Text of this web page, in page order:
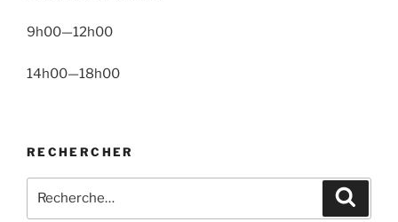
9h00—12h00
14h00—18h00
RECHERCHER
pour